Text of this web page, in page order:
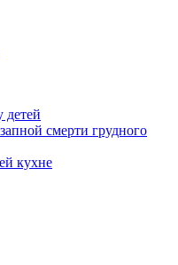
детей
смерти грудного
кухне